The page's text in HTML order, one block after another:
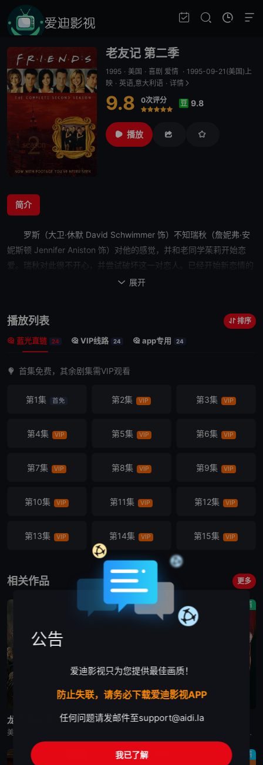
老友记 第二季
1995 · 美国 · 喜剧 爱情 · 1995-09-21(美国)上
映 · 英语,意大利语 · 详情
9.8 0次评分
很差
较差
还行推荐力荐
豆 9.8
播放
简介
罗斯（大卫·休默 David Schwimmer 饰）不知瑞秋（詹妮弗·安
妮斯顿 Jennifer Aniston 饰）对他的感觉，并和老同学茱莉开始恋
爱。瑞秋对此很不开心，并尝试破坏这一对恋人
。已经开始新恋情的
瑞秋在一次就酒醉时通过电话留言机跟罗斯表白。让罗斯在瑞秋和茱
是很快与茱莉分手。经历重重波折终于和瑞秋重新开始。乔伊（马特·
理勃兰 Matt LeBlanc 饰）由于在肥皂剧扮演雷莫瑞医生大获成功，
到了同父异母的弟弟小弗兰克。莫妮卡（柯特妮·考克斯 Courteney
想要孩...
 展开
播放列表 排序
蓝光直链 24 VIP线路 24 app专用 24
首集免费，其余剧集需VIP观看
第1集 首免 第2集 VIP 第3集 VIP
第4集 VIP 第5集 VIP 第6集 VIP
第7集 VIP 第8集 VIP 第9集 VIP
第10集 VIP 第11集 VIP 第12集 VIP
第13集 VIP 第14集 VIP 第15集 VIP
第17集 VIP
第20集 VIP
第22集 VIP
相关作品 更多
更新至第7集
龙之家族 第三季
剧情
更新至第4集
末日地堡 第三季
剧情
星城
美剧《星城》为太空竞赛题材剧《为全人类》的衍生剧，是同一设定下的全新篇章。《星城》将我们带回太空竞赛另类历史重述的关键时刻——苏联成为首个实现载人登月的国家。但这次，我们将从铁幕后方探索这个故事，展现
剧情
公告
爱迪影视只为您提供最佳画质！
防止失联，请务必下载爱迪影视APP
任何问题请发邮件至support@aidi.la
我已了解